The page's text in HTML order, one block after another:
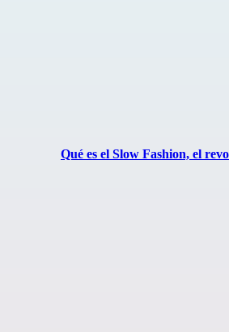
Qué es el Slow Fashion, el